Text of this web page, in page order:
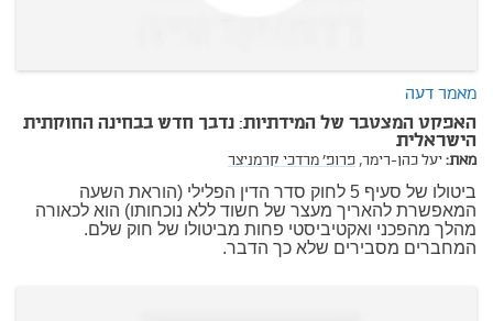
מאמר דעה
האפקט המצטבר של המידתיות: נדבך חדש בבחינה החוקתית
הישראלית
מאת:יעל כהן-רימר, פרופ' מרדכי קרמניצר
ביטולו של סעיף 5 לחוק סדר הדין הפלילי (הוראת השעה
המאפשרת להאריך מעצר של חשוד ללא נוכחותו) הוא לכאורה
מהלך מהפכני ואקטיביסטי פחות מביטולו של חוק שלם.
המחברים מסבירים שלא כך הדבר.